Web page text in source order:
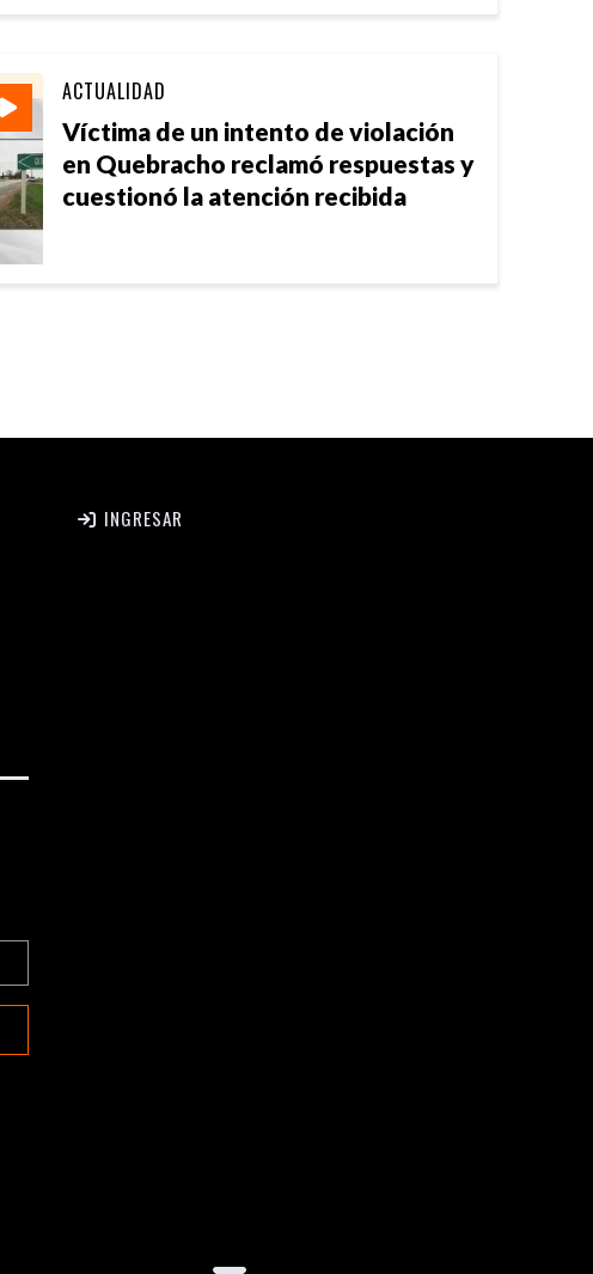
Víctima de un intento de violación
en Quebracho reclamó respuestas y
cuestionó la atención recibida
ACTUALIDAD
INGRESAR